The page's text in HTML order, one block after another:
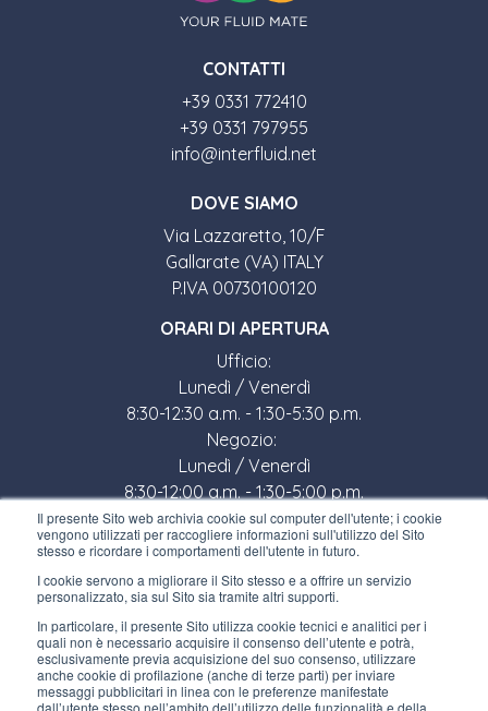
Il presente Sito web archivia cookie sul computer dell'utente; i cookie
vengono utilizzati per raccogliere informazioni sull'utilizzo del Sito
stesso e ricordare i comportamenti dell'utente in futuro.
I cookie servono a migliorare il Sito stesso e a offrire un servizio
personalizzato, sia sul Sito sia tramite altri supporti.
In particolare, il presente Sito utilizza cookie tecnici e analitici per i
quali non è necessario acquisire il consenso dell’utente e potrà,
esclusivamente previa acquisizione del suo consenso, utilizzare
anche cookie di profilazione (anche di terze parti) per inviare
messaggi pubblicitari in linea con le preferenze manifestate
dall’utente stesso nell’ambito dell’utilizzo delle funzionalità e della
CONTATTI
+39 0331 772410
+39 0331 797955
info@interfluid.net
DOVE SIAMO
Via Lazzaretto, 10/F
Gallarate (VA) ITALY
P.IVA 00730100120
ORARI DI APERTURA
Ufficio:
Lunedì / Venerdì
8:30-12:30 a.m. - 1:30-5:30 p.m.
Negozio:
Lunedì / Venerdì
8:30-12:00 a.m. - 1:30-5:00 p.m.
LINK UTILI
Iscriviti alla newsletter
Lavora con noi
Gli imballi di Interfluid
Progetto di trasformazione digitale